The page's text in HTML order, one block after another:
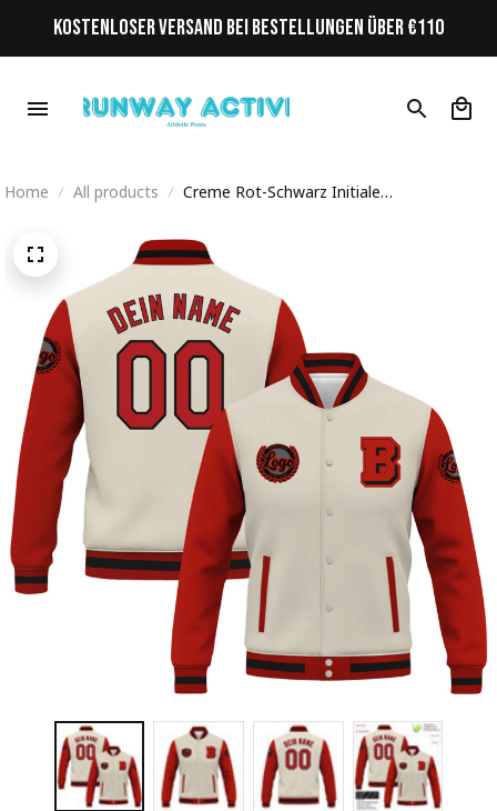
KOSTENLOSER VERSAND BEI BESTELLUNGEN ÜBER €110
Home All products
Creme Rot-Schwarz Initiale